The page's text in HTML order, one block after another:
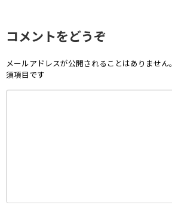
コメントをどうぞ
メールアドレスが公開されることはありません。
須項目です